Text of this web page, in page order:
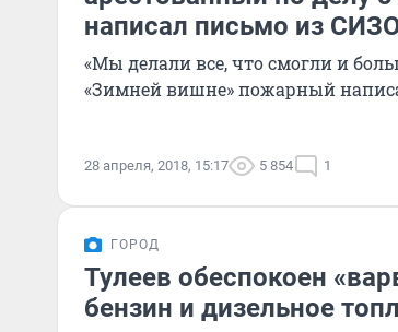
написал письмо из
«Мы делали все, что смогли и
«Зимней вишне» пожарный
28 апреля, 2018, 15:17 5 854 1
ГОРОД
Тулеев обеспокоен
бензин и дизельное